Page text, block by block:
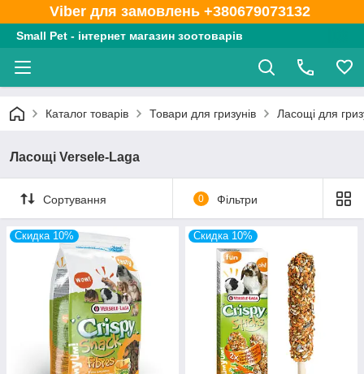
Viber для замовлень +380679073132
Small Pet - інтернет магазин зоотоварів
Каталог товарів Товари для гризунів Ласощі для
Ласощі Versele-Laga
Сортування 0 Фільтри
Скидка 10% Скидка 10%